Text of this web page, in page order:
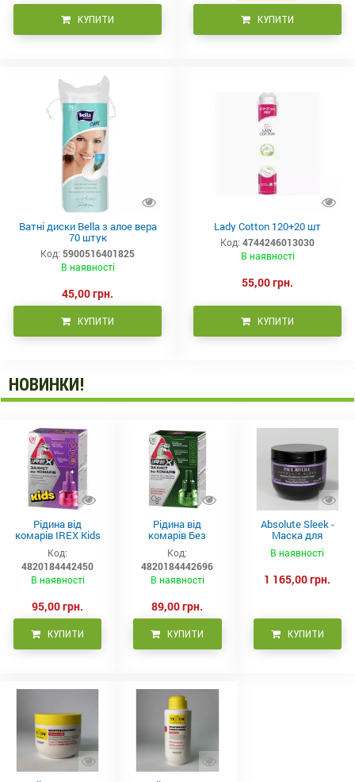
КУПИТИ КУПИТИ
Ватні диски Bella з алое вера
70 штук
Код: 5900516401825
В наявності
45,00 грн.
КУПИТИ
Lady Cotton 120+20 шт
Код: 4744246013030
В наявності
55,00 грн.
КУПИТИ
НОВИНКИ!
Рідина від
комарів IREX Kids
д/дітей (30 ночей),
20мл
Код:
4820184442450
В наявності
95,00 грн.
КУПИТИ
Рідина від
комарів Без
запаху IREX (30
ночей), 20мл
Код:
4820184442696
В наявності
89,00 грн.
КУПИТИ
Absolute Sleek -
Маска для
неслухняного
волосся 300 мл
В наявності
1 165,00 грн.
КУПИТИ